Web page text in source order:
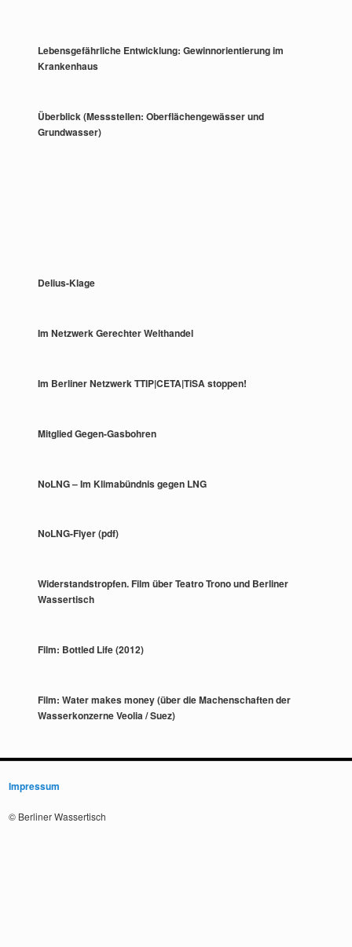
Lebensgefährliche Entwicklung: Gewinnorientierung im
Krankenhaus
Überblick (Messstellen: Oberflächengewässer und
Grundwasser)
Delius-Klage
Im Netzwerk Gerechter Welthandel
Im Berliner Netzwerk TTIP|CETA|TiSA stoppen!
Mitglied Gegen-Gasbohren
NoLNG – Im Klimabündnis gegen LNG
NoLNG-Flyer (pdf)
Widerstandstropfen. Film über Teatro Trono und Berliner
Wassertisch
Film: Bottled Life (2012)
Film: Water makes money (über die Machenschaften der
Wasserkonzerne Veolia / Suez)
Impressum
© Berliner Wassertisch